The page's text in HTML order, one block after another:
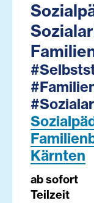
Kärnten
ab sofort
Teilzeit